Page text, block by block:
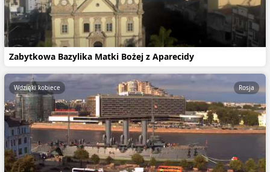
Zabytkowa Bazylika Matki Bożej z Aparecidy
Wdzięki kobiece Rosja